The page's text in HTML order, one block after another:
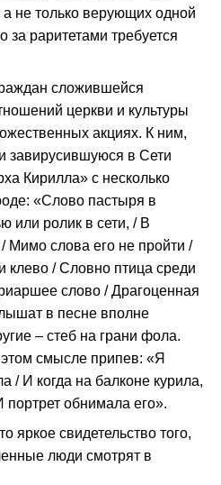
а не только верующих одной
за раритетами требуется
сложившейся
церкви и культуры
акциях. К ним,
завирусившуюся в Сети
Кирилла» с несколько
«Слово пастыря в
или ролик в сети, / В
Мимо слова его не пройти /
клево / Словно птица среди
слово / Драгоценная
в песне вполне
– стеб на грани фола.
смысле припев: «Я
/ И когда на балконе курила,
портрет обнимала его».
яркое свидетельство того,
люди смотрят в